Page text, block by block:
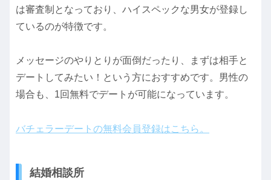
は審査制となっており、ハイスペックな男女が登録し
ているのが特徴です。
メッセージのやりとりが面倒だったり、まずは相手と
デートしてみたい！という方におすすめです。男性の
場合も、1回無料でデートが可能になっています。
バチェラーデートの無料会員登録はこちら。
結婚相談所